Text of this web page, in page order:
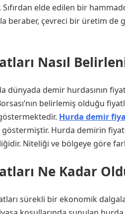
elde edilen bir
beraber, çevreci bir üretim
Nasıl
dünyada demir hurdasının
belirlemiş olduğu
Hurda demir
Hurda demirin
Niteliği ve bölgeye göre
Ne Kadar
sürekli bir ekonomik